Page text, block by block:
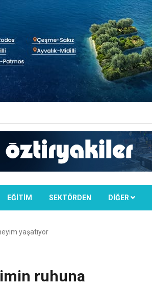
EĞİTİM SEKTÖRDEN DIĞER
yaşatıyor
ruhuna